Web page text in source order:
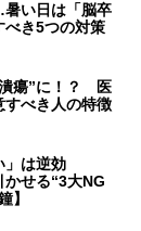
い日は「脳卒
き5つの対策
潰瘍”に！？ 医
すべき人の特徴
」は逆効
せる“3大NG
】